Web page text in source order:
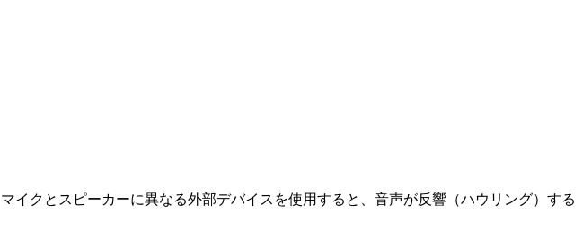
クとスピーカーに異なる外部デバイスを使用すると、音声が反響（ハウリング）する